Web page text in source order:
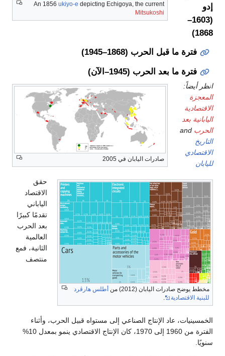
An 1856 ukiyo-e depicting Echigoya, the current
Mitsukoshi
إدو
(1603–
1868)
فترة ما قبل الحرب (1868–1945)
فترة ما بعد الحرب (1945–الآن)
صادرات اليابان في 2005
انظر أيضاً:
المعجزة
الاقتصادية
اليابانية بعد
الحرب
التاريخ
الاقتصادي
لليابان
مخطط يوضح صادرات اليابان (2012) من
أطلس هارڤرد
للبنية الاقتصادية
.
حقق
الاقتصاد
الياباني
تقدمًا كبيرًا
بعد الحرب
العالمية
الثانية، فمع
منتصف
الخمسينيات، عاد الإنتاج الصناعي إلى مستواه قبيل الحرب، وأثناء
الفترة من 1960 إلى 1970، كان الإنتاج الاقتصادي ينمو بمعدل 10%
سنويًا.